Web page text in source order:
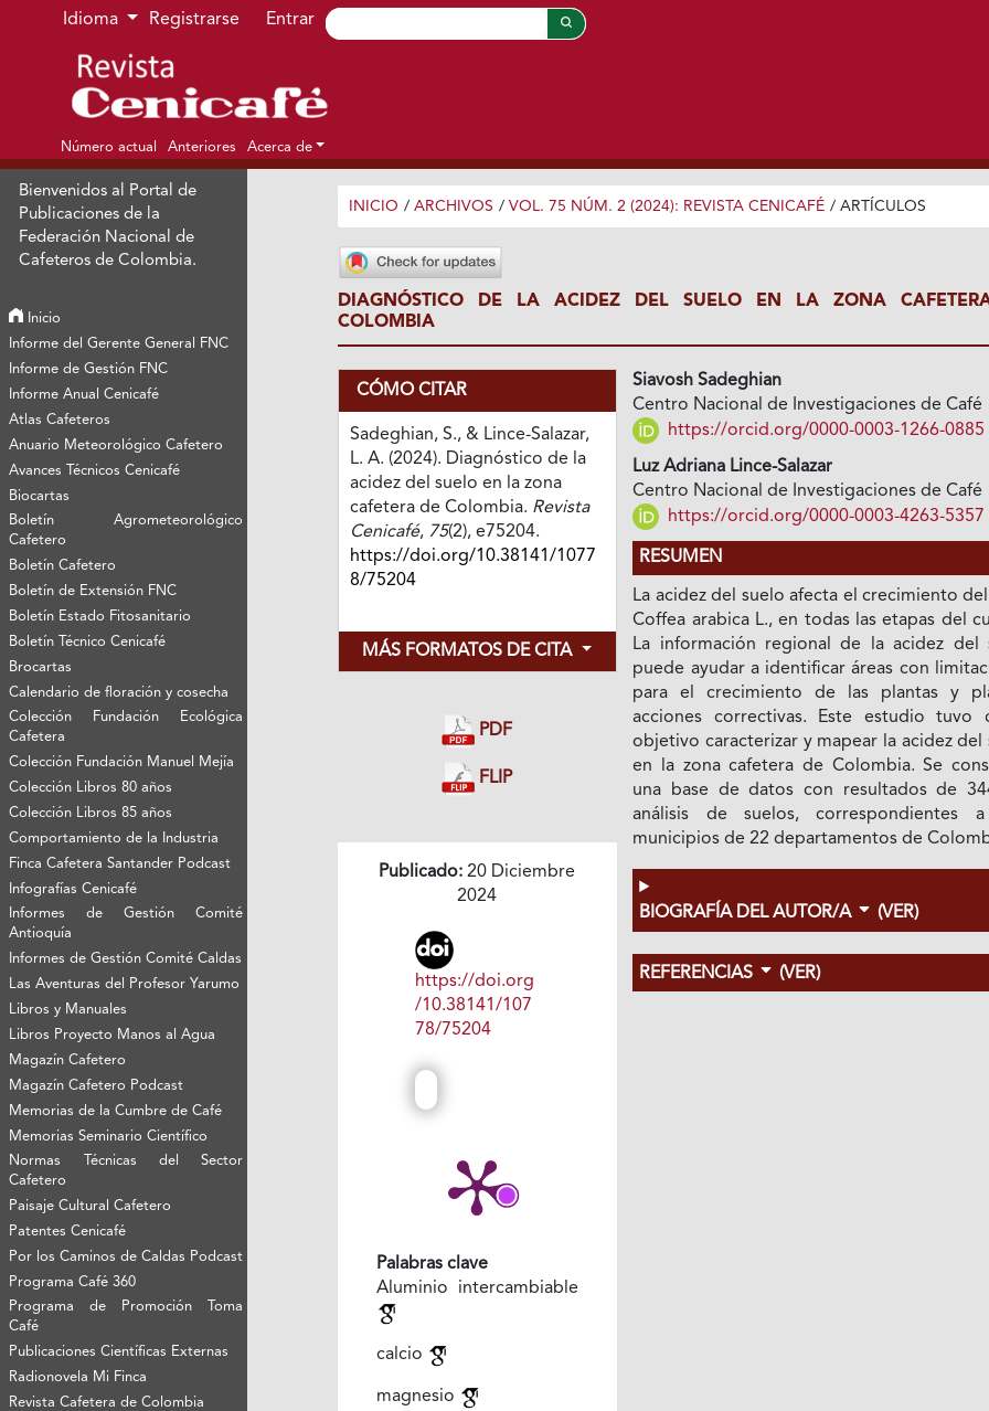
Ir al menú de navegación principal
Ir al contenido principal
Ir al pie de página del sitio
Idioma Registrarse Entrar
Número actual Anteriores Acerca de
Bienvenidos al Portal de
Publicaciones de la
Federación Nacional de
Cafeteros de Colombia.
Inicio
Informe del Gerente General FNC
Informe de Gestión FNC
Informe Anual Cenicafé
Atlas Cafeteros
Anuario Meteorológico Cafetero
Avances Técnicos Cenicafé
Biocartas
Boletín Agrometeorológico
Cafetero
Boletín Cafetero
Boletín de Extensión FNC
Boletín Estado Fitosanitario
Boletín Técnico Cenicafé
Brocartas
Calendario de floración y cosecha
Colección Fundación Ecológica
Cafetera
Colección Fundación Manuel Mejía
Colección Libros 80 años
Colección Libros 85 años
Comportamiento de la Industria
Finca Cafetera Santander Podcast
Infografías Cenicafé
Informes de Gestión Comité
Antioquía
Informes de Gestión Comité Caldas
Las Aventuras del Profesor Yarumo
Libros y Manuales
Libros Proyecto Manos al Agua
Magazín Cafetero
Magazín Cafetero Podcast
Memorias de la Cumbre de Café
Memorias Seminario Científico
Normas Técnicas del Sector
Cafetero
Paisaje Cultural Cafetero
Patentes Cenicafé
Por los Caminos de Caldas Podcast
Programa Café 360
Programa de Promoción Toma
Café
Publicaciones Científicas Externas
Radionovela Mi Finca
Revista Cafetera de Colombia
INICIO / ARCHIVOS / VOL. 75 NÚM. 2 (2024): REVISTA CENICAFÉ / ARTÍCULOS
DIAGNÓSTICO DE LA ACIDEZ DEL SUELO EN LA ZONA
COLOMBIA
CÓMO CITAR
Sadeghian, S., & Lince-Salazar,
L. A. (2024). Diagnóstico de la
acidez del suelo en la zona
cafetera de Colombia. Revista
Cenicafé, 75(2), e75204.
https://doi.org/10.38141/1077
8/75204
MÁS FORMATOS DE CITA
PDF
FLIP
Publicado: 20 Diciembre
2024
https://doi.org
/10.38141/107
78/75204
Palabras clave
Aluminio intercambiable
calcio
magnesio
Siavosh Sadeghian
Centro Nacional de Investigaciones de Café
https://orcid.org/0000-0003-1266-0885
Luz Adriana Lince-Salazar
Centro Nacional de Investigaciones de Café
https://orcid.org/0000-0003-4263-5357
RESUMEN
La acidez del suelo afecta el crecimiento
Coffea arabica L., en todas las etapas del
La información regional de la acidez del
puede ayudar a identificar áreas con
para el crecimiento de las plantas y
acciones correctivas. Este estudio tuvo
objetivo caracterizar y mapear la acidez del
en la zona cafetera de Colombia. Se
una base de datos con resultados de
análisis de suelos, correspondientes
municipios de 22 departamentos de
BIOGRAFÍA DEL AUTOR/A (VER)
REFERENCIAS (VER)